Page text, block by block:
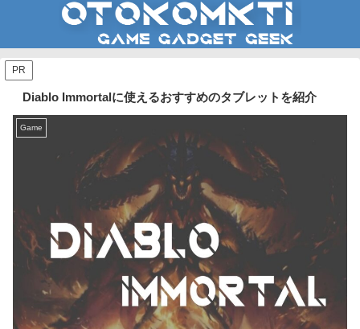
PR
Diablo Immortalに使えるおすすめのタブレットを紹介
Game